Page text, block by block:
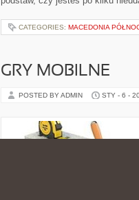
CATEGORIES: MACEDONIA
GRY MOBILNE
POSTED BY ADMIN STY - 6 -